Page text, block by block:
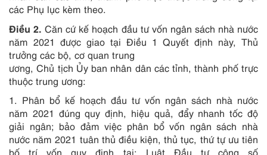
các Phụ lục kèm theo.
Điều 2. Căn cứ kế hoạch đầu tư vốn ngân sách nhà nước
năm 2021 được giao tại Điều 1 Quyết định này, Thủ
trưởng các bộ, cơ quan trung
ương, Chủ tịch Ủy ban nhân dân các tỉnh, thành phố trực
thuộc trung ương:
1. Phân bổ kế hoạch đầu tư vốn ngân sách nhà nước
năm 2021 đúng quy định, hiệu quả, đẩy nhanh tốc độ
giải ngân; bảo đảm việc phân bổ vốn ngân sách nhà
nước năm 2021 tuân thủ điều kiện, thủ tục, thứ tự ưu tiên
bố trí vốn quy định tại: Luật Đầu tư công số